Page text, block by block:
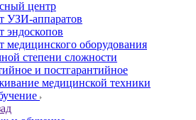
центр
УЗИ-аппаратов
эндоскопов
медицинского оборудования
степени сложности
и постгарантийное
медицинской техники